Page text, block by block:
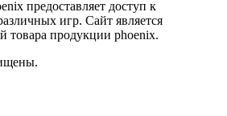
предоставляет доступ к
игр. Сайт является
товара продукции phoenix.